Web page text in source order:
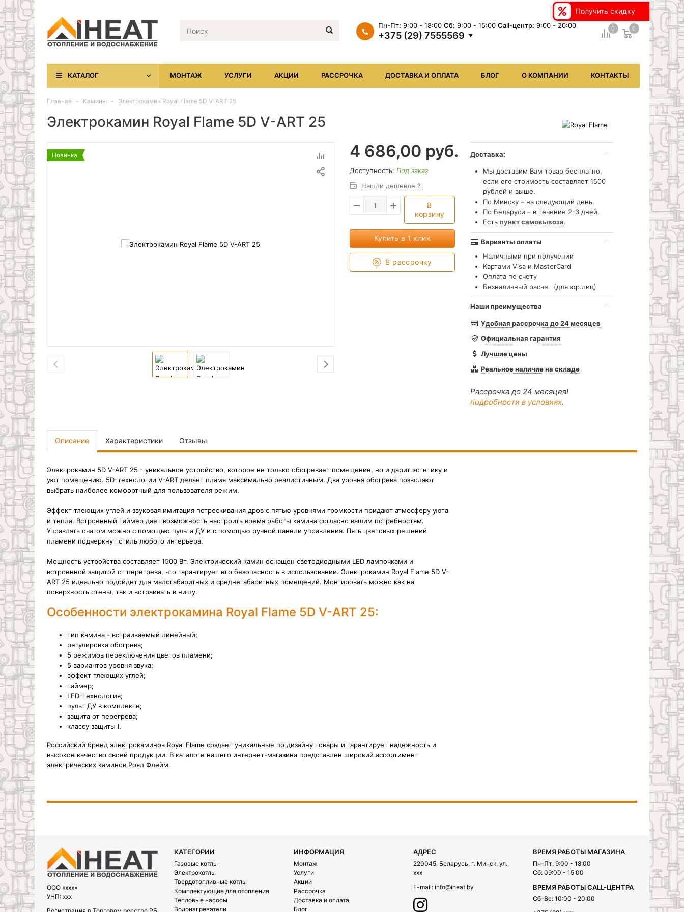
Пн-Пт: 9:00 - 18:00 Сб: 9:00 - 15:00 Сall-центр: 9:00 - 20:00
+375 (29) 7555569
+375 (17) XXX
КАТАЛОГ МОНТАЖ УСЛУГИ АКЦИИ РАССРОЧКА ДОСТАВКА И ОПЛАТА БЛОГ О КОМПАНИИ КОНТАКТЫ
0 0
Главная Камины Электрокамин Royal Flame 5D V-ART 25
Электрокамин Royal Flame 5D V-ART 25
Новинка 4 686,00 руб.
Доступность: Под заказ
Нашли дешевле ?
В
корзину
Купить в 1 клик
В рассрочку
Доставка:
Мы доставим Вам товар бесплатно,
если его стоимость составляет 1500
рублей и выше.
По Минску – на следующий день.
По Беларуси – в течение 2-3 дней.
Есть пункт самовывоза.
Варианты оплаты
Наличными при получении
Картами Visa и MasterCard
Оплата по счету
Безналичный расчет (для юр.лиц)
Наши преимущества
Удобная рассрочка до 24 месяцев
Официальная гарантия
Лучшие цены
Реальное наличие на складе
Рассрочка до 24 месяцев!
подробности в условиях.
Описание Характеристики Отзывы
Электрокамин 5D V-ART 25 - уникальное устройство, которое не только обогревает помещение, но и дарит эстетику и
уют помещению. 5D-технологии V-ART делает пламя максимально реалистичным. Два уровня обогрева позволяют
выбрать наиболее комфортный для пользователя режим.
Эффект тлеющих углей и звуковая имитация потрескивания дров с пятью уровнями громкости придают атмосферу уюта
и тепла. Встроенный таймер дает возможность настроить время работы камина согласно вашим потребностям.
Управлять очагом можно с помощью пульта ДУ и с помощью ручной панели управления. Пять цветовых решений
пламени подчеркнут стиль любого интерьера.
Мощность устройства составляет 1500 Вт. Электрический камин оснащен светодиодными LED лампочками и
встроенной защитой от перегрева, что гарантирует его безопасность в использовании. Электрокамин Royal Flame 5D V-
ART 25 идеально подойдет для малогабаритных и среднегабаритных помещений. Монтировать можно как на
поверхность стены, так и встраивать в нишу.
Особенности электрокамина Royal Flame 5D V-ART 25:
тип камина - встраиваемый линейный;
регулировка обогрева;
5 режимов переключения цветов пламени;
5 вариантов уровня звука;
эффект тлеющих углей;
таймер;
LED-технология;
пульт ДУ в комплекте;
защита от перегрева;
классу защиты I.
Российский бренд электрокаминов Royal Flame создает уникальные по дизайну товары и гарантирует надежность и
высокое качество своей продукции. В каталоге нашего интернет-магазина представлен широкий ассортимент
электрических каминов Роял Флейм.
OOO «xxx»
УНП: xxx
КАТЕГОРИИ
Газовые котлы
Электрокотлы
Твердотопливные котлы
Комплектующие для отопления
Тепловые насосы
Водонагреватели
ИНФОРМАЦИЯ
Монтаж
Услуги
Акции
Рассрочка
Доставка и оплата
Блог
АДРЕС
220045, Беларусь, г. Минск, ул.
xxx
E-mail: info@iheat.by
ВРЕМЯ РАБОТЫ МАГАЗИНА
Пн-Пт: 9:00 - 18:00
Сб: 09:00 - 15:00
ВРЕМЯ РАБОТЫ CALL-ЦЕНТРА
Сб-Вс: 10:00 - 20:00
Получить скидку